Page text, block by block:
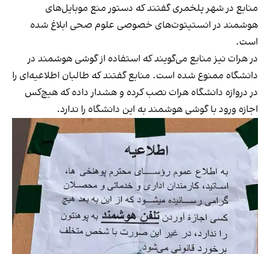
منابع در شهر پلخمری گفتند که دستور منع موبایل‌های
هوشمند در انستیتوت‌های خصوصی علوم صحی ابلاغ شده
است.
در هرات نیز منابع می‌گویند که استفاده از گوشی هوشمند در
دانشگاه ممنوع شده است. منابع گفتند که طالبان اطلاعیه‌ای را
در دروازه دانشگاه هرات نصب کرده و هشدار داده که هیچ‌کس
اجازه ورود با گوشی هوشمند به این دانشگاه را ندارد.